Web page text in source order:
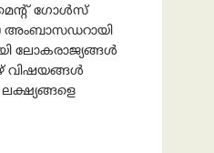
ഗോൾസ്
അംബാസഡറായി
ലോകരാജ്യങ്ങൾ
വിഷയങ്ങൾ